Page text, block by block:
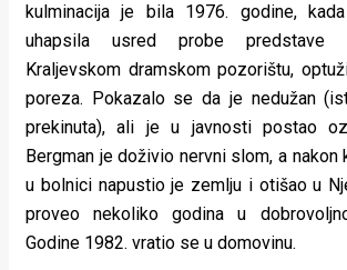
kulminacija je bila 1976. godine,
uhapsila usred probe predstave
Kraljevskom dramskom pozorištu,
poreza. Pokazalo se da je nedužan
prekinuta), ali je u javnosti postao
Bergman je doživio nervni slom, a nakon
u bolnici napustio je zemlju i otišao u
proveo nekoliko godina u
Godine 1982. vratio se u domovinu.